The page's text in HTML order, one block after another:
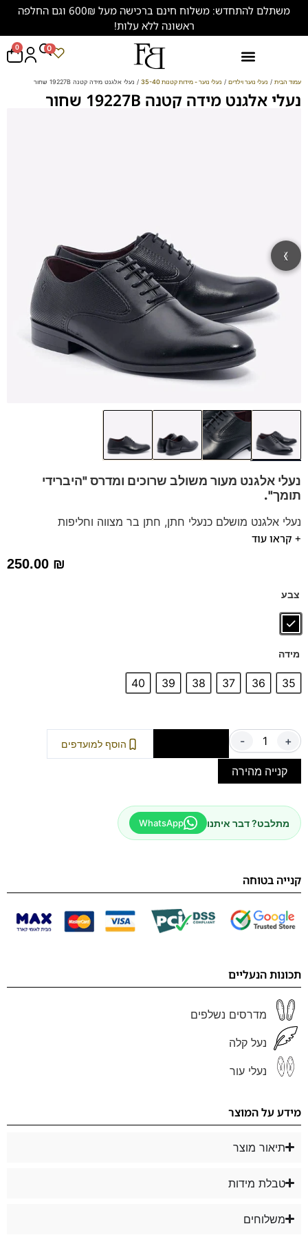
משתלם להתחדש: משלוח חינם ברכישה מעל 600₪ וגם החלפה
ראשונה ללא עלות!
0 0
נעלי אלגנט מעור משולב שרוכים ומדרס "היברידי
תומך".
נעלי אלגנט מושלם כנעלי חתן, חתן בר מצווה וחליפות
נעלים נוחות במיוחד – מקולקציית ה
+ קראו עוד
250.00 ₪
צבע
מידה
35
36
37
38
39
40
- + הוסף למועדפים
קנייה מהירה
מתלבט? דבר איתנו WhatsApp
קנייה בטוחה
תכונות הנעליים
מדרסים נשלפים
נעל קלה
נעלי עור
מידע על המוצר
תיאור מוצר
טבלת מידות
משלוחים
עמוד הבית / נעלי נוער וילדים / נעלי נוער - מידות קטנות 35-40 / נעלי אלגנט מידה קטנה 19227B שחור
נעלי אלגנט מידה קטנה 19227B שחור
‹
›